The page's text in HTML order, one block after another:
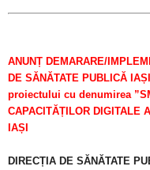
ANUNȚ DEMARARE/
DE SĂNĂTATE PUBLICĂ
proiectului cu denumirea
CAPACITĂȚILOR DIGITALE
IAȘI
DIRECȚIA DE SĂNĂTATE